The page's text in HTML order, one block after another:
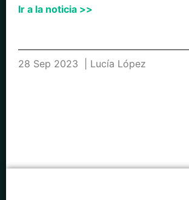
Ir a la noticia >>
28 Sep 2023 | Lucía López